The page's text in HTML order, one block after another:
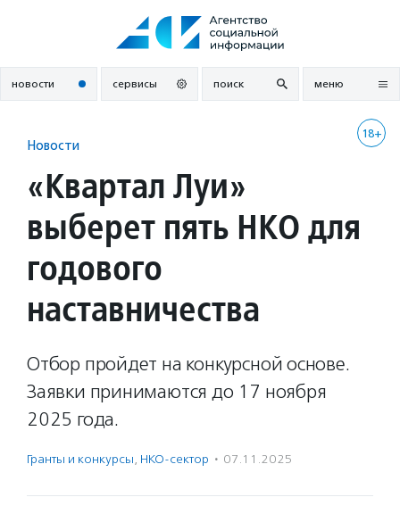
новости сервисы поиск меню
18+
Новости
«Квартал Луи»
выберет пять НКО для
годового
наставничества
Отбор пройдет на конкурсной основе.
Заявки принимаются до 17 ноября
2025 года.
Гранты и конкурсы, НКО-сектор · 07.11.2025